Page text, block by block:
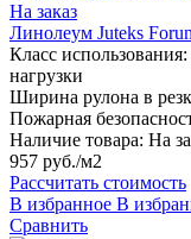
На заказ
Линолеум Juteks
Класс использования:
нагрузки
Ширина рулона в
Пожарная
Наличие товара: На
957 руб./м2
Рассчитать стоимость
В избранное В
Сравнить